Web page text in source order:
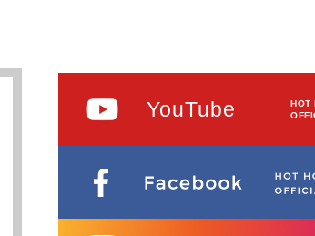
YouTube
HOT